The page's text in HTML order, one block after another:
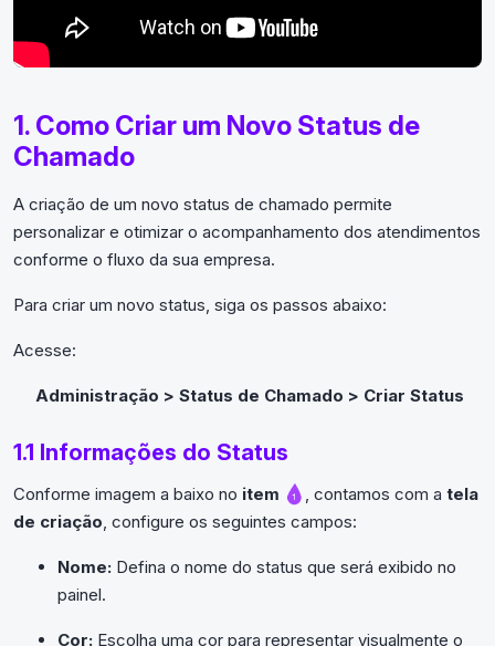
1. Como Criar um Novo Status de
Chamado
A criação de um novo status de chamado permite
personalizar e otimizar o acompanhamento dos atendimentos
conforme o fluxo da sua empresa.
Para criar um novo status, siga os passos abaixo:
Acesse:
Administração > Status de Chamado > Criar Status
1.1 Informações do Status
Conforme imagem a baixo no item , contamos com a tela
de criação, configure os seguintes campos:
Nome: Defina o nome do status que será exibido no
painel.
Cor: Escolha uma cor para representar visualmente o